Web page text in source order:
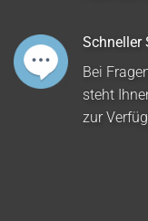
Schneller
Bei
steht
zur